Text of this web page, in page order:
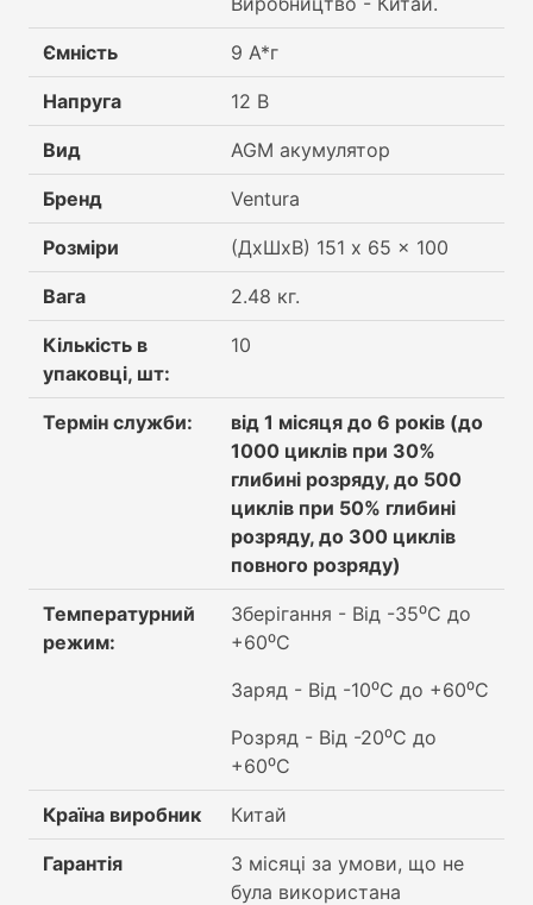
Ємність 9 А*г
Напруга 12 В
Вид AGM акумулятор
Бренд Ventura
Розміри (ДхШхВ) 151 x 65 x 100
Вага 2.48 кг.
Кількість в
упаковці, шт:
10
Термін служби:
від 1 місяця до 6 років (до
1000 циклів при 30%
глибині розряду, до 500
циклів при 50% глибині
розряду, до 300 циклів
повного розряду)
Температурний
режим:
Зберігання - Від -35⁰C до
+60⁰C
Заряд - Від -10⁰C до +60⁰C
Розряд - Від -20⁰C до
+60⁰C
Країна виробник Китай
Гарантія
3 місяці за умови, що не
була використана